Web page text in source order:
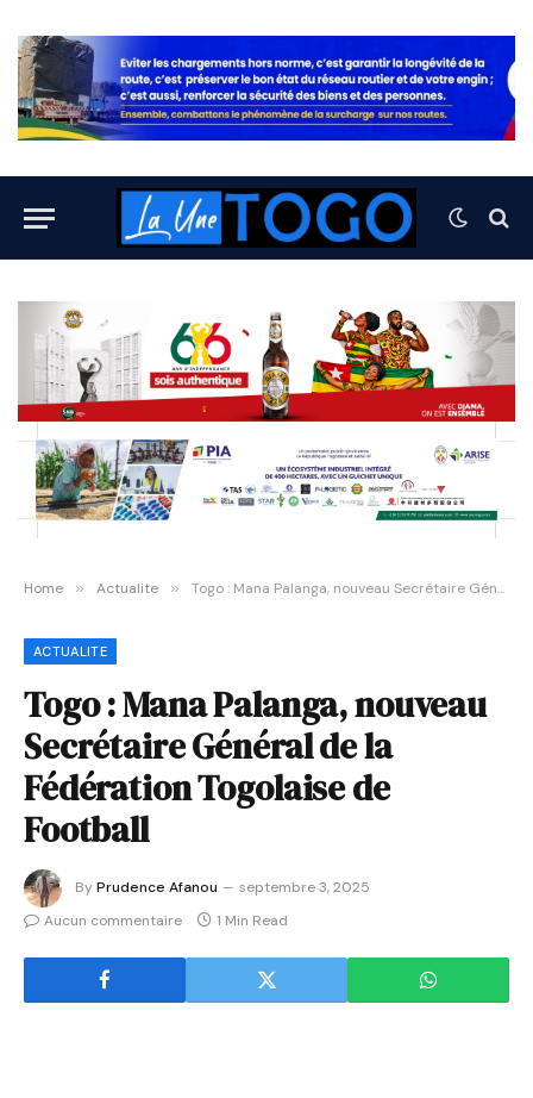
Home » Actualite » Togo : Mana Palanga, nouveau Secrétaire Général de la Fédération Togolaise de Football
ACTUALITE
Togo : Mana Palanga, nouveau
Secrétaire Général de la
Fédération Togolaise de
Football
ByPrudence Afanou
septembre 3, 2025
Aucun commentaire
1 Min Read